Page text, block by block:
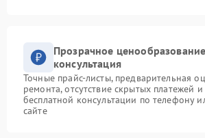
Прозрачное
консультация
Точные прайс-листы, предварительная
ремонта, отсутствие скрытых платежей
бесплатной консультации по телефону
сайте